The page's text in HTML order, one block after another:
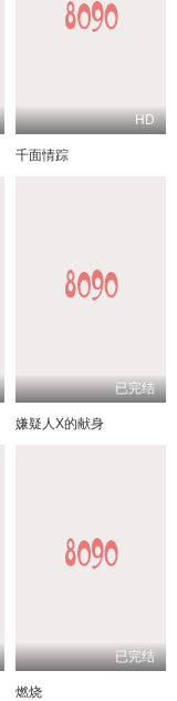
HD
千面情踪
已完结
嫌疑人X的献身
已完结
燃烧